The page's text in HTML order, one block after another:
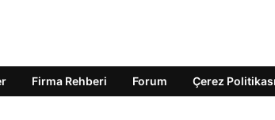
Firma Rehberi Forum Çerez Politikası